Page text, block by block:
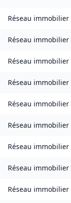
Réseau immobilier
Réseau immobilier
Réseau immobilier
Réseau immobilier
Réseau immobilier
Réseau immobilier
Réseau immobilier
Réseau immobilier
Réseau immobilier